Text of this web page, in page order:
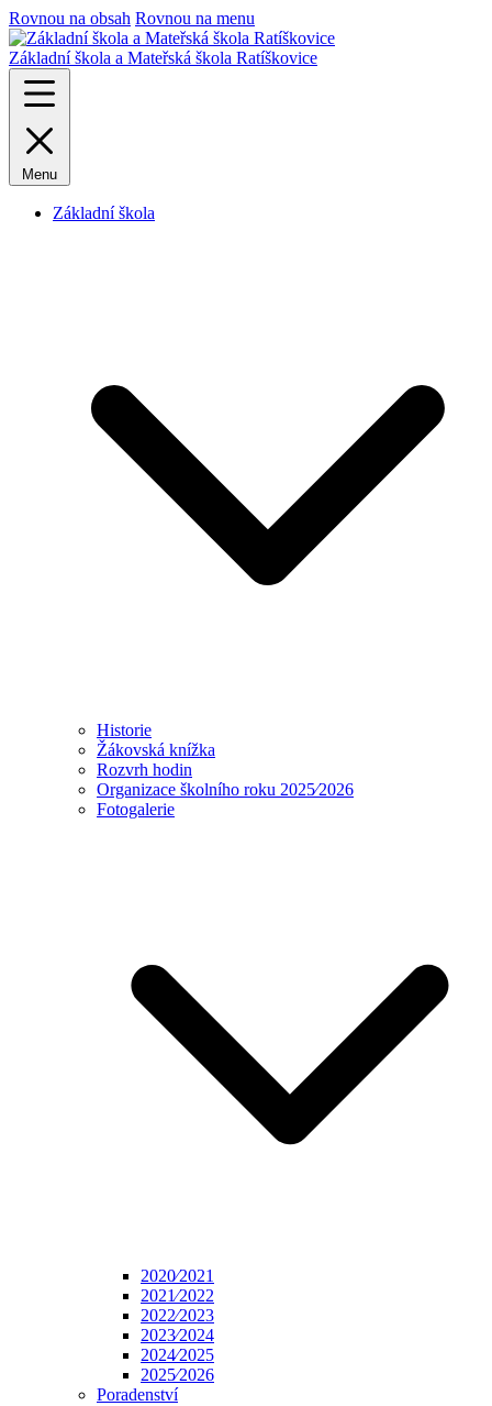
Rovnou na obsah Rovnou na menu
Základní škola a Mateřská škola Ratíškovice
Menu
Základní škola
Historie
Žákovská knížka
Rozvrh hodin
Organizace školního roku 2025⁄2026
Fotogalerie
2020⁄2021
2021⁄2022
2022⁄2023
2023⁄2024
2024⁄2025
2025⁄2026
Poradenství